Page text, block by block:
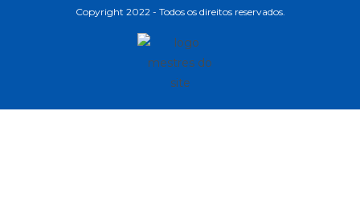
Copyright 2022 - Todos os direitos reservados.